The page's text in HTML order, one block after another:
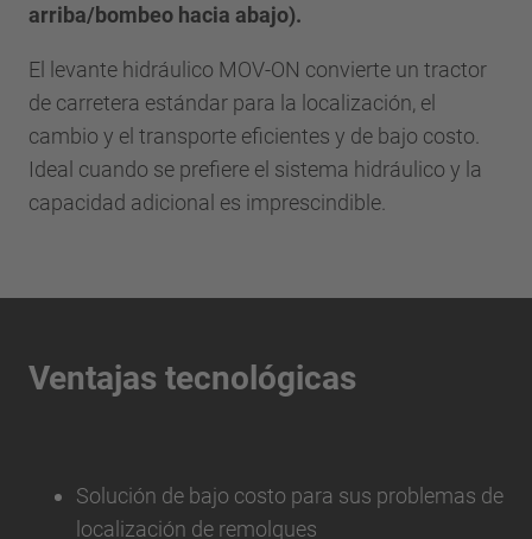
arriba/bombeo hacia abajo).
El levante hidráulico MOV-ON convierte un tractor
de carretera estándar para la localización, el
cambio y el transporte eficientes y de bajo costo.
Ideal cuando se prefiere el sistema hidráulico y la
capacidad adicional es imprescindible.
Ventajas tecnológicas
Solución de bajo costo para sus problemas de
localización de remolques